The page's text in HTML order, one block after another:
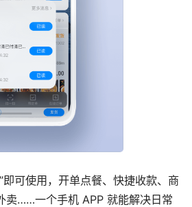
即可使用，开单点餐、快捷收款、商
卖……一个手机 APP 就能解决日常